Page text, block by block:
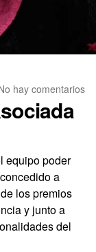
hay comentarios
equipo poder
a
los premios
y junto a
del